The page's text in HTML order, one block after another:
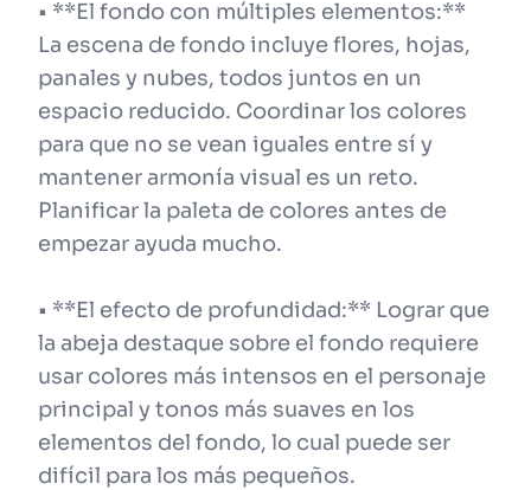
• **El fondo con múltiples elementos:**
La escena de fondo incluye flores, hojas,
panales y nubes, todos juntos en un
espacio reducido. Coordinar los colores
para que no se vean iguales entre sí y
mantener armonía visual es un reto.
Planificar la paleta de colores antes de
empezar ayuda mucho.
• **El efecto de profundidad:** Lograr que
la abeja destaque sobre el fondo requiere
usar colores más intensos en el personaje
principal y tonos más suaves en los
elementos del fondo, lo cual puede ser
difícil para los más pequeños.